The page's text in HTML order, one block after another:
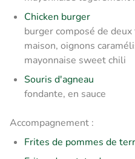
Chicken burger
burger composé de
maison, oignons
mayonnaise sweet chili
Souris d'agneau
fondante, en sauce
Accompagnement :
Frites de pommes de